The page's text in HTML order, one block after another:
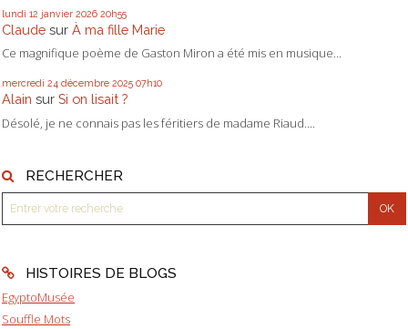
lundi 12 janvier 2026 20h55
Claude sur À ma fille Marie
Ce magnifique poème de Gaston Miron a été mis en musique...
mercredi 24 décembre 2025 07h10
Alain sur Si on lisait ?
Désolé, je ne connais pas les féritiers de madame Riaud....
RECHERCHER
HISTOIRES DE BLOGS
EgyptoMusée
Souffle Mots